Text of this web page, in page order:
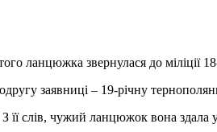
ланцюжка звернулася до міліції
заявниці – 19-річну
її слів, чужий ланцюжок вона здала